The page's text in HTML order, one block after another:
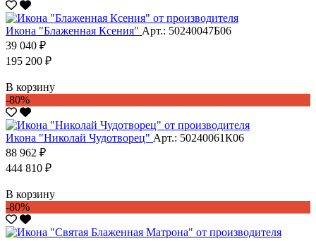
Икона "Блаженная Ксения" Арт.: 50240047Б06
39 040 ₽
195 200 ₽
В корзину
-80%
Икона "Николай Чудотворец" Арт.: 50240061К06
88 962 ₽
444 810 ₽
В корзину
-80%